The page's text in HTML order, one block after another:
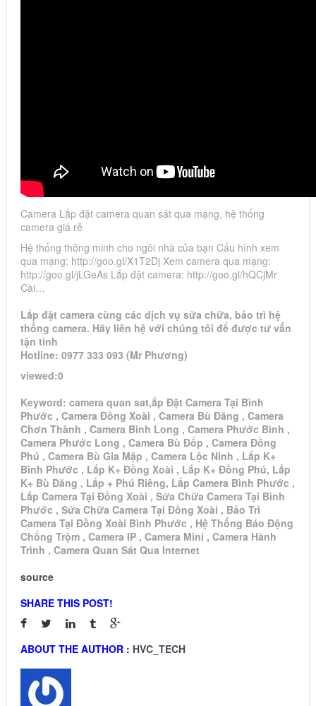
Camera Lắp đặt camera quan sát qua mạng, hệ thống
camera giá rẻ
Hệ thống thông minh cho ngôi nhà của bạn Cấu hình xem
qua mạng: http://goo.gl/X1T2Dj Xem camera qua mạng:
http://goo.gl/jLGeAs Lắp đặt camera: http://goo.gl/hQCjMr
Cài…
Lắp đặt camera cùng các dịch vụ sửa chữa, bảo trì hệ
thống camera. Hãy liên hệ với chúng tôi để được tư vấn
tận tình
Hotline: 0977 333 093 (Mr Phương)
viewed:0
Keyword: camera quan sat,ắp Đặt Camera Tại Bình
Phước , Camera Đồng Xoài , Camera Bù Đăng , Camera
Chơn Thành , Camera Bình Long , Camera Phước Bình ,
Camera Phước Long , Camera Bù Đốp , Camera Đồng
Phú , Camera Bù Gia Mập , Camera Lộc Ninh , Lắp K+
Bình Phước , Lắp K+ Đồng Xoài , Lắp K+ Đồng Phú, Lắp
K+ Bù Đăng , Lắp + Phú Riềng, Lắp Camera Bình Phước ,
Lắp Camera Tại Đồng Xoài , Sửa Chữa Camera Tại Bình
Phước , Sửa Chữa Camera Tại Đồng Xoài , Bảo Trì
Camera Tại Đồng Xoài Bình Phước , Hệ Thống Báo Động
Chống Trộm , Camera IP , Camera Mini , Camera Hành
Trình , Camera Quan Sát Qua Internet
source
SHARE THIS POST!
ABOUT THE AUTHOR : HVC_TECH